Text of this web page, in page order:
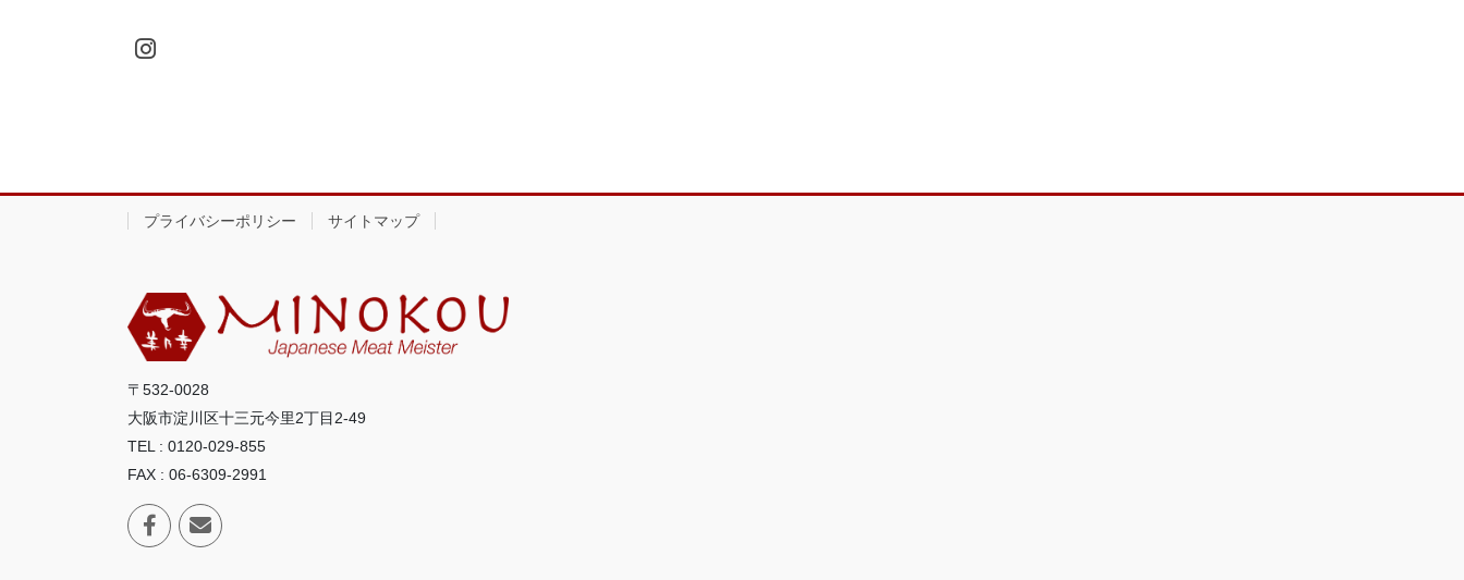
プライバシーポリシー サイトマップ
〒532-0028
大阪市淀川区十三元今里2丁目2-49
TEL : 0120-029-855
FAX : 06-6309-2991